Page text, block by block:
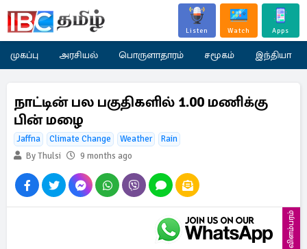
Listen Watch Apps
முகப்பு அரசியல் பொருளாதாரம் சமூகம் இந்தியா
நாட்டின் பல பகுதிகளில் 1.00 மணிக்கு
பின் மழை
Jaffna Climate Change Weather
Rain
By Thulsi
9 months ago
விளம்பரம்